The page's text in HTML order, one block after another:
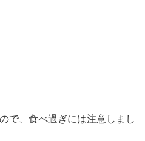
で、食べ過ぎには注意しまし